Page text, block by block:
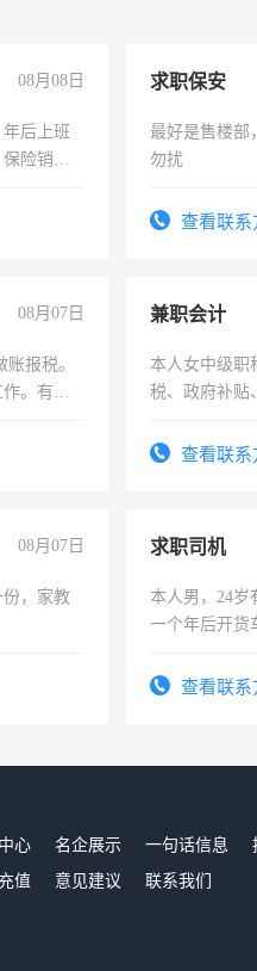
08月08日
后上班
险销售
求职保安
最好是售楼部
勿扰
查看联系
08月07日
报税。
。有会
兼职会计
本人女中级职
税、政府补贴
务，财务咨询
查看联系
08月07日
，家教
求职司机
本人男，24岁
一个年后开货
查看联系
心 名企展示 一句话信息
值 意见建议 联系我们